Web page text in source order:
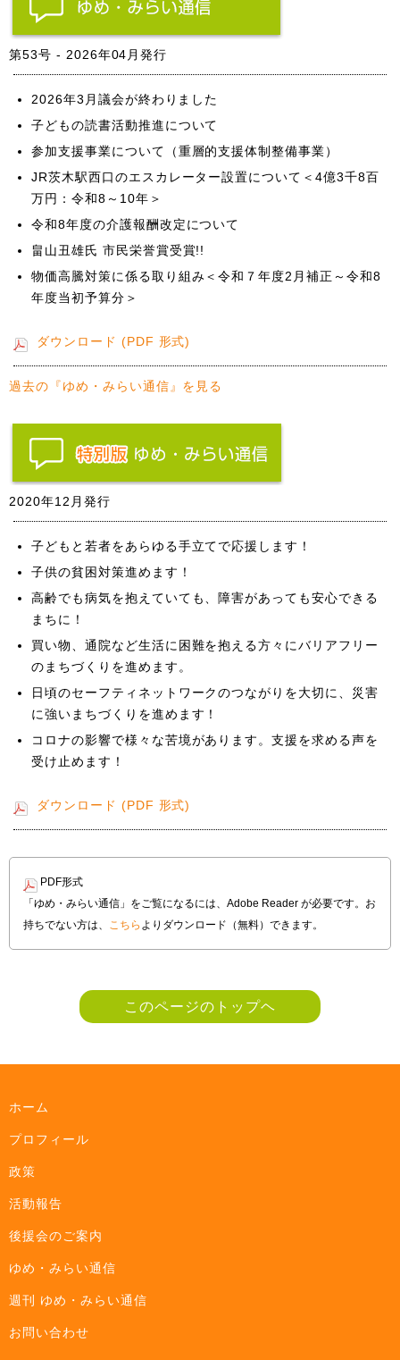
第53号 - 2026年04月発行
2026年3月議会が終わりました
子どもの読書活動推進について
参加支援事業について（重層的支援体制整備事業）
JR茨木駅西口のエスカレーター設置について＜4億3千8百
万円：令和8～10年＞
令和8年度の介護報酬改定について
畠山丑雄氏 市民栄誉賞受賞!!
物価高騰対策に係る取り組み＜令和７年度2月補正～令和8
年度当初予算分＞
ダウンロード (PDF 形式)
過去の『ゆめ・みらい通信』を見る
2020年12月発行
子どもと若者をあらゆる手立てで応援します！
子供の貧困対策進めます！
高齢でも病気を抱えていても、障害があっても安心できる
まちに！
買い物、通院など生活に困難を抱える方々にバリアフリー
のまちづくりを進めます。
日頃のセーフティネットワークのつながりを大切に、災害
に強いまちづくりを進めます！
コロナの影響で様々な苦境があります。支援を求める声を
受け止めます！
ダウンロード (PDF 形式)
PDF形式
「ゆめ・みらい通信」をご覧になるには、Adobe Reader が必要です。お
持ちでない方は、
こちら よりダウンロード（無料）できます。
このページのトップヘ
ホーム
プロフィール
政策
活動報告
後援会のご案内
ゆめ・みらい通信
週刊 ゆめ・みらい通信
お問い合わせ